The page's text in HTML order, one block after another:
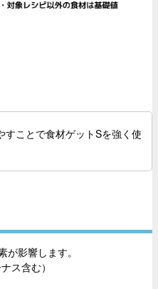
すことで食材ゲットSを強く使
影響します。
ス含む）